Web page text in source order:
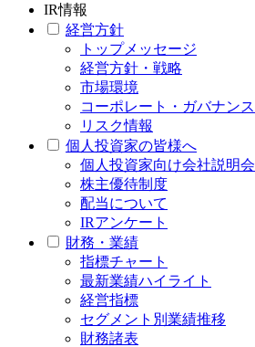
IR情報
経営方針
トップメッセージ
経営方針・戦略
市場環境
コーポレート・ガバナンス
リスク情報
個人投資家の皆様へ
個人投資家向け会社説明会
株主優待制度
配当について
IRアンケート
財務・業績
指標チャート
最新業績ハイライト
経営指標
セグメント別業績推移
財務諸表